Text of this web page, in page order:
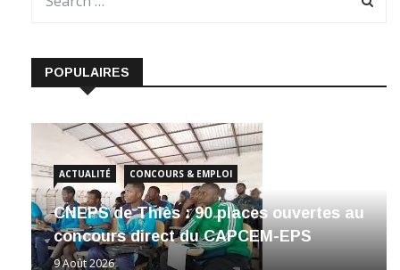
POPULAIRES
ACTUALITÉ CONCOURS & EMPLOI
CNEPS de Thiès : 90 places ouvertes au
concours direct du CAPCEM-EPS
9 Août 2026